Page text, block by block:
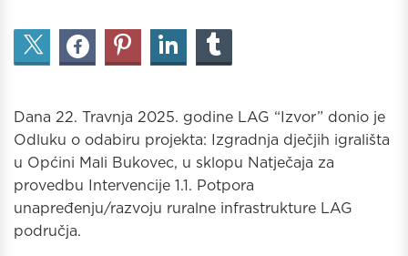
Dana 22. Travnja 2025. godine LAG “Izvor” donio je
Odluku o odabiru projekta: Izgradnja dječjih igrališta
u Općini Mali Bukovec, u sklopu Natječaja za
provedbu Intervencije 1.1. Potpora
unapređenju/razvoju ruralne infrastrukture LAG
područja.